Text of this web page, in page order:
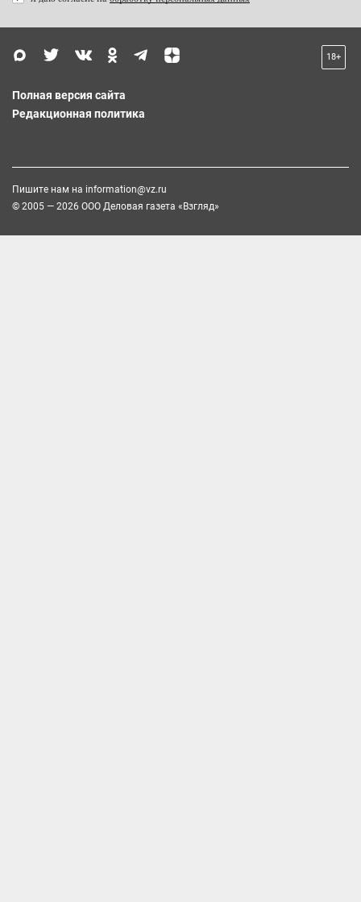
18+
Полная версия сайта
Редакционная политика
Пишите нам на information@vz.ru
© 2005 — 2026 ООО Деловая газета «Взгляд»